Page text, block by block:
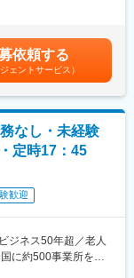
うに伴って新しくメ
でご活躍いただける
などのレンタルサー
認 など
ます。
給：年1回（10月）
でも目安の金額で
す。月給(月額)は固定
依頼する
ジェントサービス）
なし・未経験
定時17：45
歓迎
ジネス50年超／老人
に約500事業所を運